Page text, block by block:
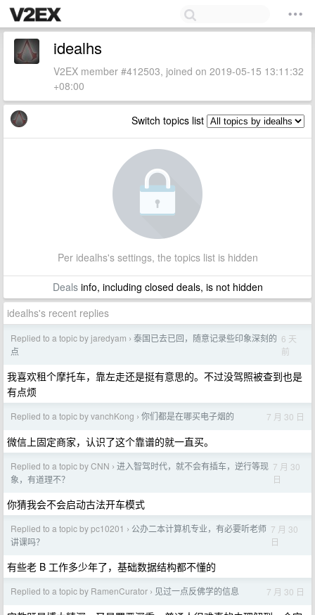
idealhs
V2EX member #412503, joined on 2019-05-15 13:11:32
+08:00
Switch topics list
Per idealhs's settings, the topics list is hidden
Dealsinfo, including closed deals, is not hidden
idealhs's recent replies
Replied to a topic by jaredyam › 泰国已去已回，随意记录些印象深刻的
点
6 天
前
我喜欢租个摩托车，靠左走还是挺有意思的。不过没驾照被查到也是
有点烦
Replied to a topic by vanchKong › 你们都是在哪买电子烟的 7 月 30 日
微信上固定商家，认识了这个靠谱的就一直买。
Replied to a topic by CNN › 进入智驾时代，就不会有插车，逆行等现
象，有道理不？
7 月 30
日
你猜我会不会启动古法开车模式
Replied to a topic by pc10201 › 公办二本计算机专业，有必要听老师
讲课吗？
7 月 30
日
有些老 B 工作多少年了，基础数据结构都不懂的
Replied to a topic by RamenCurator › 见过一点反佛学的信息 7 月 30 日